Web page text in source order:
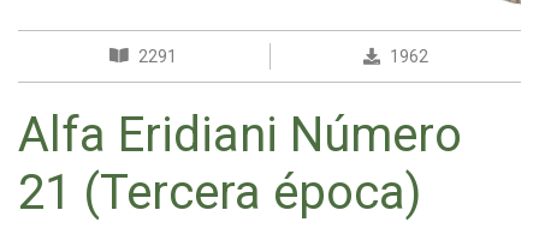
2291 1962
Alfa Eridiani Número
21 (Tercera época)